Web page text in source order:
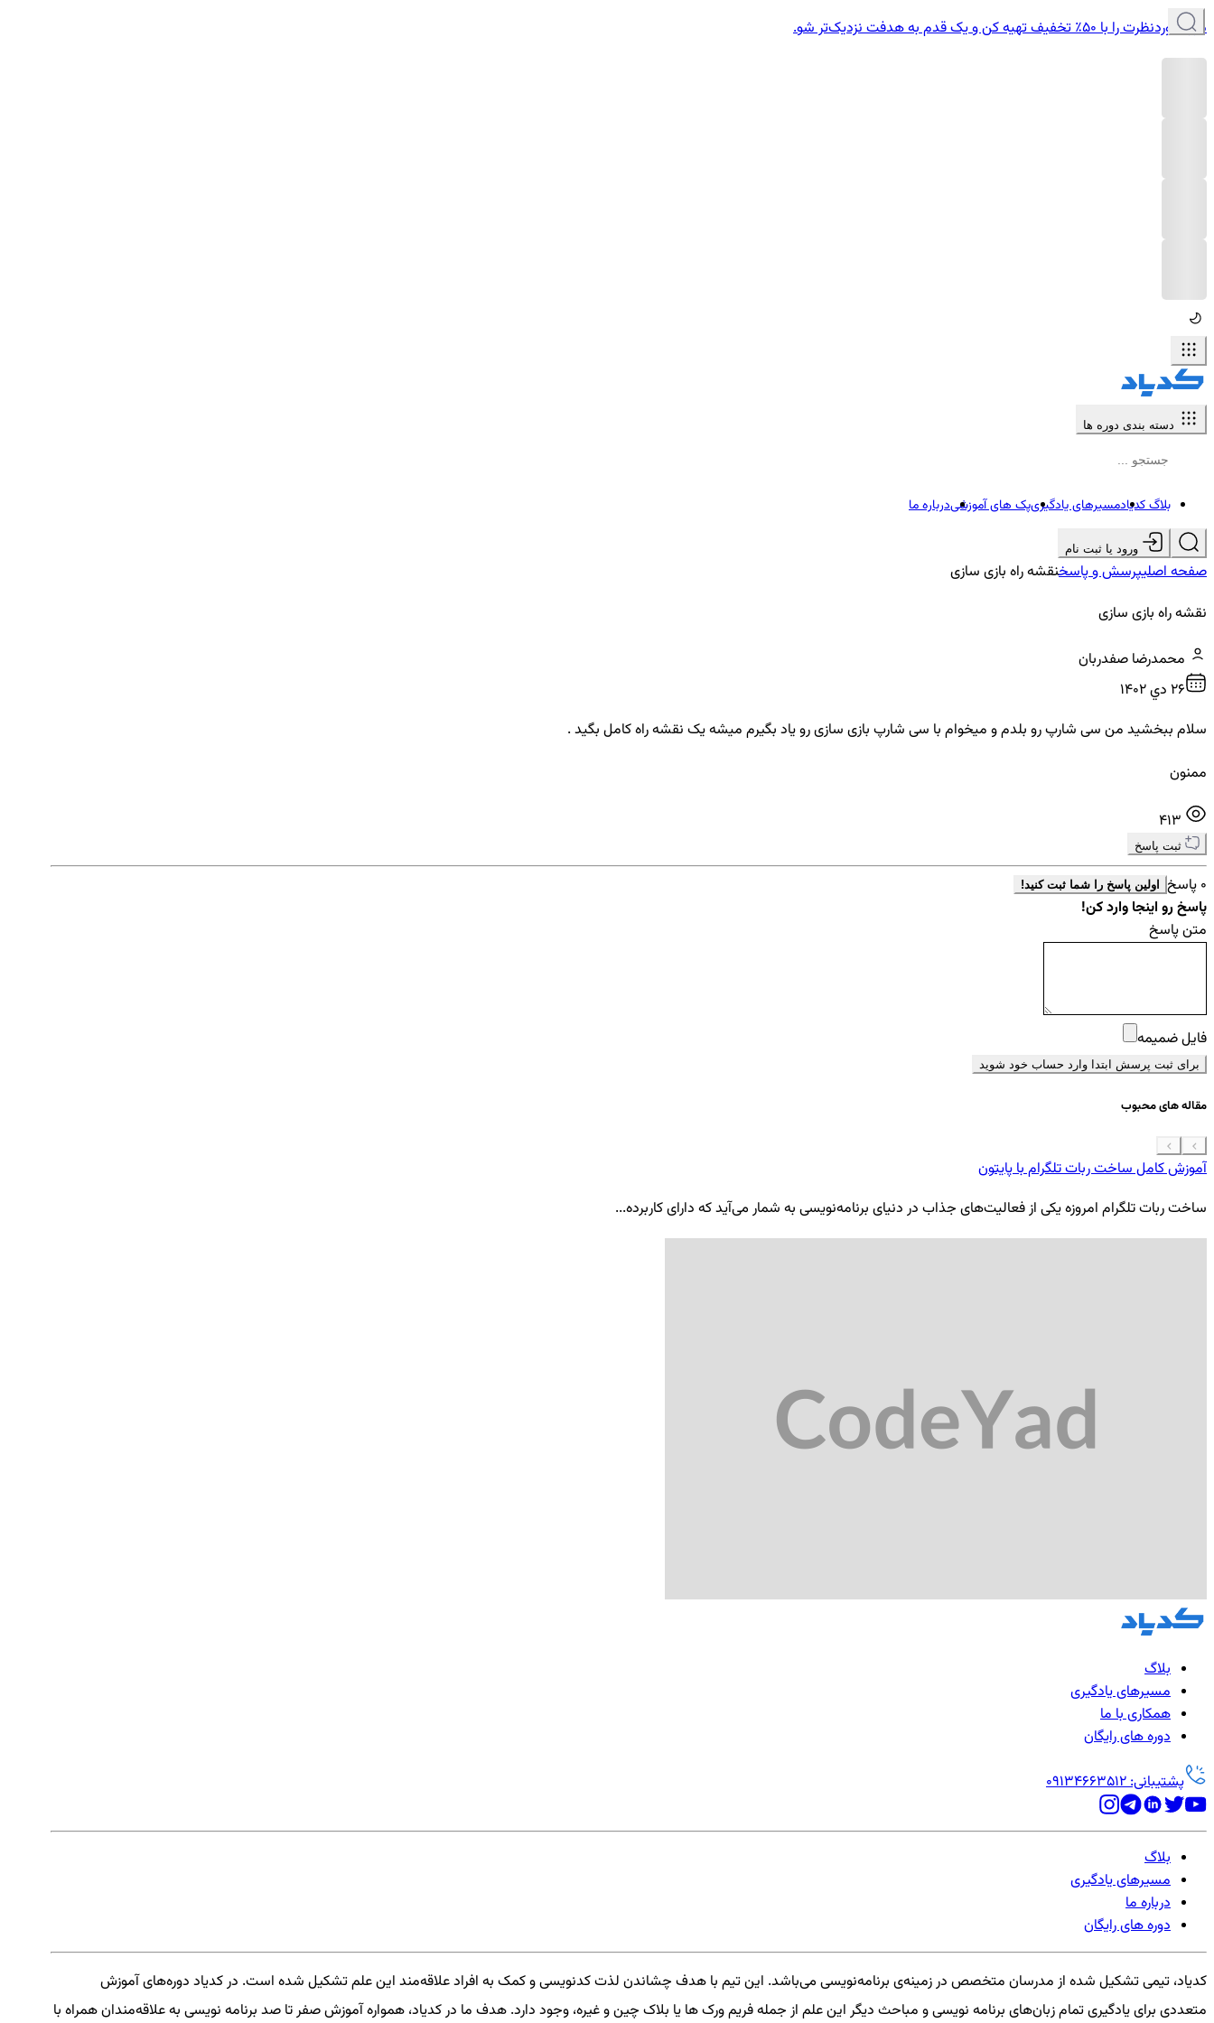
دوره موردنظرت را با ۵۰٪ تخفیف تهیه کن و یک قدم به هدفت نزدیک‌تر شو.
دسته بندی دوره ها
بلاگ کدیادمسیرهای یادگیریپک های آموزشیدرباره ما
ورود یا ثبت نام
صفحه اصلیپرسش و پاسخنقشه راه بازی سازی
نقشه راه بازی سازی
محمدرضا صفدربان
26 دي ۱۴۰۲
سلام ببخشید من سی شارپ رو بلدم و میخوام با سی شارپ بازی سازی رو یاد بگیرم میشه یک نقشه راه کامل بگید .
ممنون
ثبت پاسخ
0 پاسخ اولین پاسخ را شما ثبت کنید!
پاسخ رو اینجا وارد کن!
متن پاسخ
فایل ضمیمه
برای ثبت پرسش ابتدا وارد حساب خود شوید
مقاله های محبوب
آموزش کامل ساخت ربات تلگرام با پایتون
ساخت ربات تلگرام امروزه یکی از فعالیت‌های جذاب در دنیای برنامه‌نویسی به شمار می‌آید که دارای کاربرده...
بلاگ
مسیرهای یادگیری
همکاری با ما
دوره های رایگان
پشتیبانی: 09134663512
بلاگ
مسیرهای یادگیری
درباره ما
دوره های رایگان
کدیاد، تیمی تشکیل شده از مدرسان متخصص در زمینه‌ی برنامه‌نویسی می‌باشد. این تیم با هدف چشاندن لذت کدنویسی و کمک به افراد علاقه‌مند این علم تشکیل شده است. در کدیاد دوره‌های آموزش
متعددی برای یادگیری تمام زبان‌های برنامه نویسی و مباحث دیگر این علم از جمله فریم ورک ها یا بلاک چین و غیره، وجود دارد. هدف ما در کدیاد، همواره آموزش صفر تا صد برنامه نویسی به علاقه‌مندان همراه با